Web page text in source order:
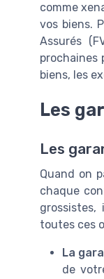
comme
vos biens.
Assurés
prochaines
biens, les
Les
Les
Quand on
chaque
grossistes,
toutes ces
La
de